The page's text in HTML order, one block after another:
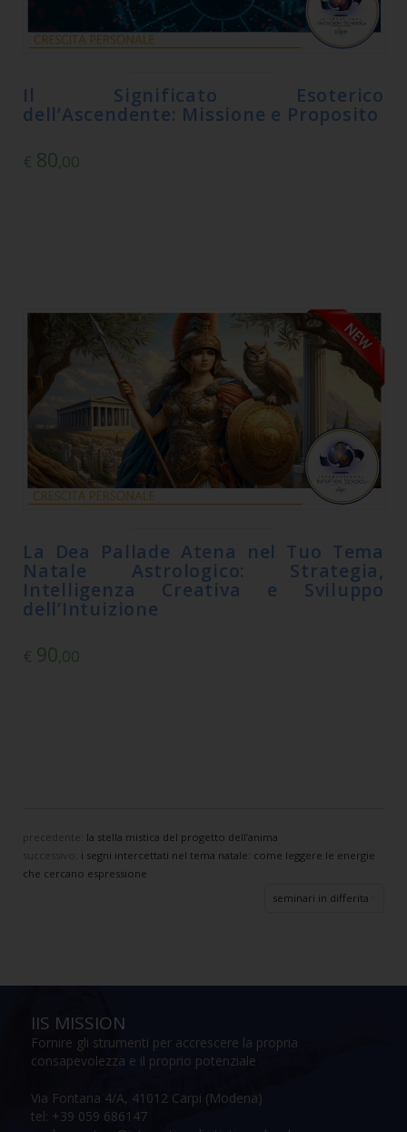
Il Significato Esoterico
dell’Ascendente: Missione e Proposito
€ 80,00
La Dea Pallade Atena nel Tuo Tema
Natale Astrologico: Strategia,
Intelligenza Creativa e Sviluppo
dell’Intuizione
€ 90,00
precedente: la stella mistica del progetto dell’anima
i segni intercettati nel tema natale: come leggere le energie
che cercano espressione
seminari in differita
IIS MISSION
Fornire gli strumenti per accrescere la propria
consapevolezza e il proprio potenziale
Via Fontana 4/A, 41012 Carpi (Modena)
tel: +39 059 686147